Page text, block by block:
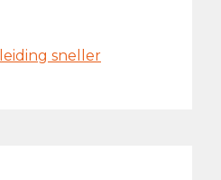
sneller